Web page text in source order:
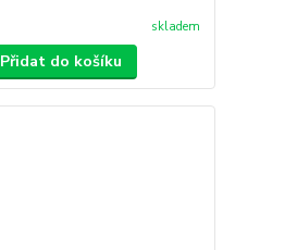
skladem
Přidat do košíku